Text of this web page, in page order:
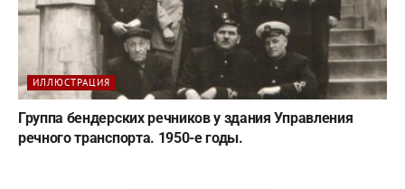
ИЛЛЮСТРАЦИЯ
Группа бендерских речников у здания Управления
речного транспорта. 1950-е годы.